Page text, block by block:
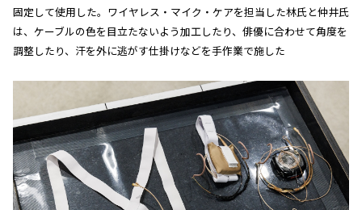
固定して使用した。ワイヤレス・マイク・ケアを担当した林氏と仲井氏
は、ケーブルの色を目立たないよう加工したり、俳優に合わせて角度を
調整したり、汗を外に逃がす仕掛けなどを手作業で施した